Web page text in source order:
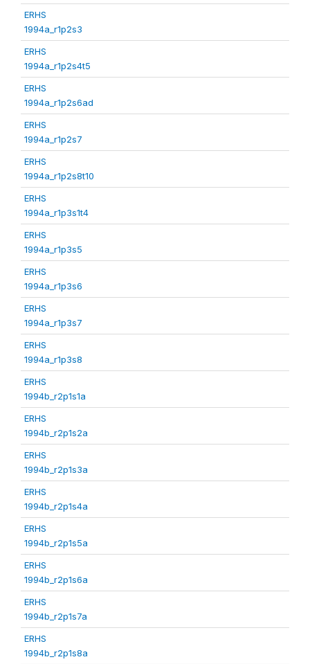
ERHS
1994a_r1p2s3
ERHS
1994a_r1p2s4t5
ERHS
1994a_r1p2s6ad
ERHS
1994a_r1p2s7
ERHS
1994a_r1p2s8t10
ERHS
1994a_r1p3s1t4
ERHS
1994a_r1p3s5
ERHS
1994a_r1p3s6
ERHS
1994a_r1p3s7
ERHS
1994a_r1p3s8
ERHS
1994b_r2p1s1a
ERHS
1994b_r2p1s2a
ERHS
1994b_r2p1s3a
ERHS
1994b_r2p1s4a
ERHS
1994b_r2p1s5a
ERHS
1994b_r2p1s6a
ERHS
1994b_r2p1s7a
ERHS
1994b_r2p1s8a